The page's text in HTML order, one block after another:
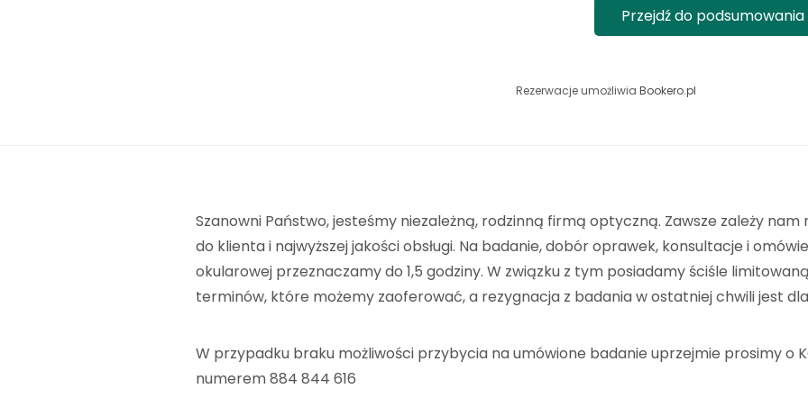
Przejdź do podsumowania
Rezerwacje umożliwia Bookero.pl
Szanowni Państwo, jesteśmy niezależną, rodzinną firmą optyczną. Zawsze zależy
do klienta i najwyższej jakości obsługi. Na badanie, dobór oprawek, konsultacje i
okularowej przeznaczamy do 1,5 godziny. W związku z tym posiadamy ściśle
terminów, które możemy zaoferować, a rezygnacja z badania w ostatniej chwili jest
W przypadku braku możliwości przybycia na umówione badanie uprzejmie prosimy o
numerem 884 844 616